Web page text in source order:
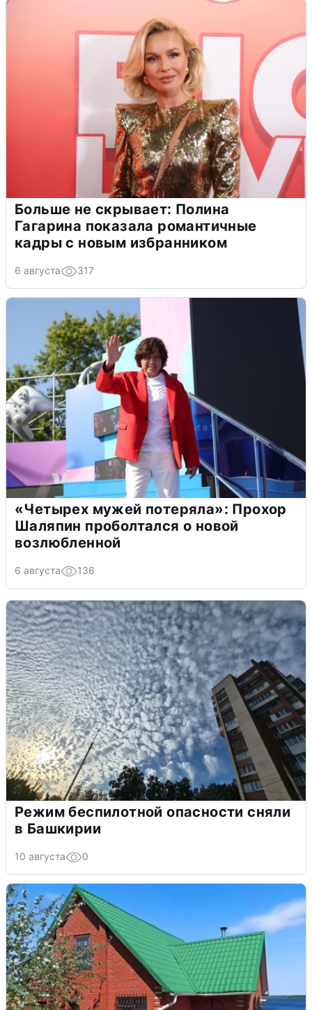
Больше не скрывает: Полина
Гагарина показала романтичные
кадры с новым избранником
6 августа 317
«Четырех мужей потеряла»: Прохор
Шаляпин проболтался о новой
возлюбленной
6 августа 136
Режим беспилотной опасности сняли
в Башкирии
10 августа 0